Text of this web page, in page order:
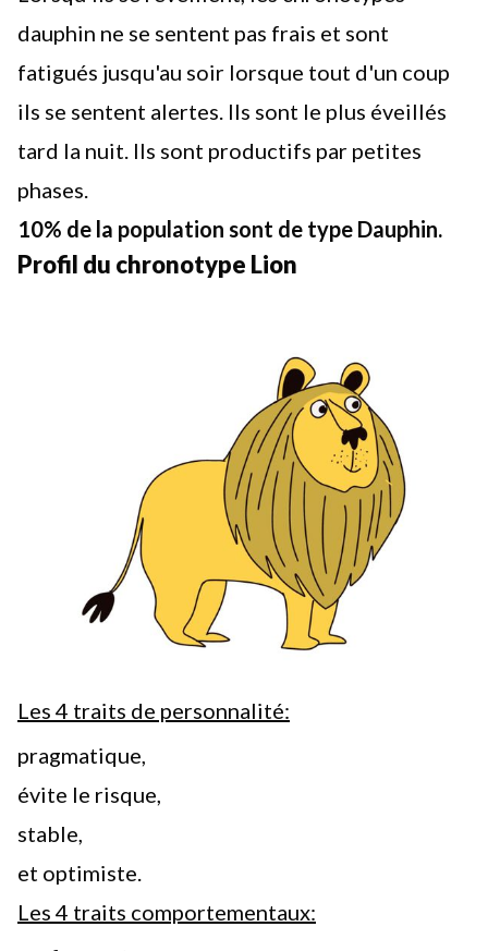
dauphin ne se sentent pas frais et sont
fatigués jusqu'au soir lorsque tout d'un coup
ils se sentent alertes. Ils sont le plus éveillés
tard la nuit. Ils sont productifs par petites
phases.
10% de la population sont de type Dauphin.
Profil du chronotype Lion
Les 4 traits de personnalité:
pragmatique,
évite le risque,
stable,
et optimiste.
Les 4 traits comportementaux: